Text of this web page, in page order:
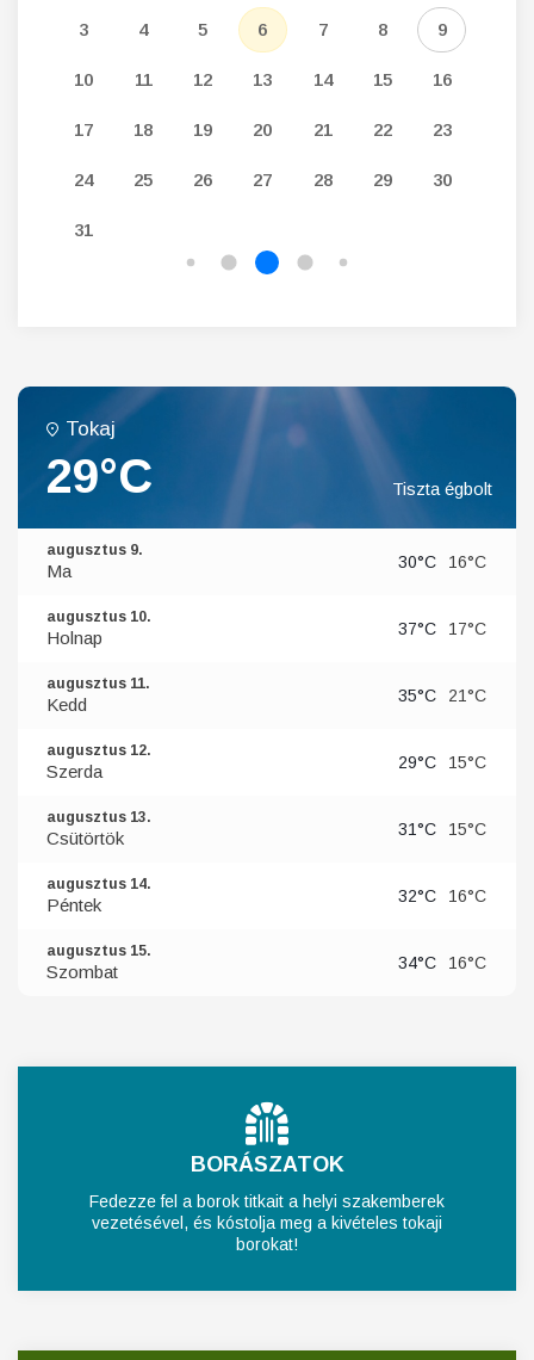
3 4 5 6 7 8 9
10 11 12 13 14 15 16
17 18 19 20 21 22 23
24 25 26 27 28 29 30
31
Tokaj
29°C Tiszta égbolt
augusztus 9.
Ma 30°C 16°C
augusztus 10.
Holnap 37°C 17°C
augusztus 11.
Kedd 35°C 21°C
augusztus 12.
Szerda 29°C 15°C
augusztus 13.
Csütörtök 31°C 15°C
augusztus 14.
Péntek 32°C 16°C
augusztus 15.
Szombat 34°C 16°C
BORÁSZATOK
Fedezze fel a borok titkait a helyi szakemberek
vezetésével, és kóstolja meg a kivételes tokaji
borokat!